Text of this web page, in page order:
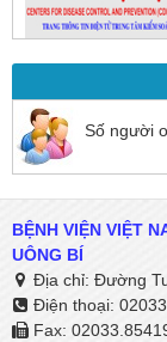
Số người
BỆNH VIỆN VIỆT
UÔNG BÍ
Địa chỉ: Đường
Điện thoại:
Fax: